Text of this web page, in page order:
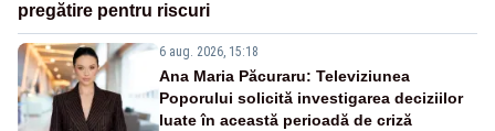
pregătire pentru riscuri
6 aug. 2026, 15:18
Ana Maria Păcuraru: Televiziunea
Poporului solicită investigarea deciziilor
luate în această perioadă de criză